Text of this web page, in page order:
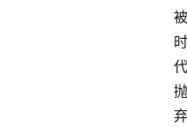
被
时
代
抛
弃